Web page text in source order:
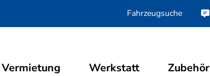
Fahrzeugsuche
Vermietung Werkstatt Zubehör